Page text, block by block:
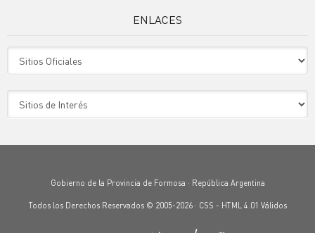
ENLACES
Gobierno de la Provincia de Formosa · República Argentina
Todos los Derechos Reservados © 2005-2026 · CSS - HTML 4.01 Válidos